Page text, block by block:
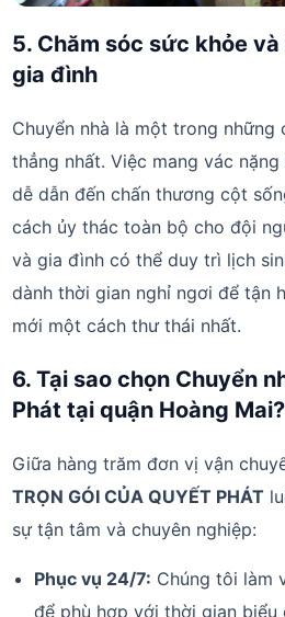
5. Chăm sóc sức khỏe
gia đình
Chuyển nhà là một trong những
thẳng nhất. Việc mang vác
dễ dẫn đến chấn thương cột
cách ủy thác toàn bộ cho đội
và gia đình có thể duy trì lịch
dành thời gian nghỉ ngơi để tận
mới một cách thư thái nhất.
6. Tại sao chọn Chuyển
Phát tại quận Hoàng Mai?
Giữa hàng trăm đơn vị vận
TRỌN GÓI CỦA QUYẾT PHÁT
sự tận tâm và chuyên nghiệp:
Phục vụ 24/7: Chúng tôi làm
để phù hợp với thời gian biểu